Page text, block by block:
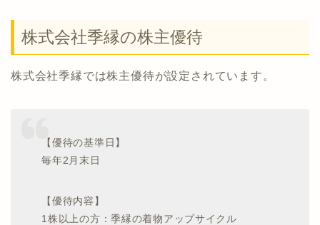
株式会社季縁の株主優待
株式会社季縁では株主優待が設定されています。
【優待の基準日】
毎年2月末日
【優待内容】
1株以上の方：季縁の着物アップサイクル